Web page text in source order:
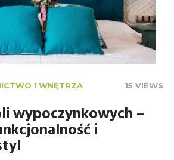
I WNĘTRZA 15 VIEWS
wypoczynkowych –
i